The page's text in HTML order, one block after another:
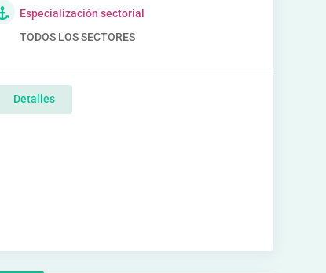
Especialización sectorial
TODOS LOS SECTORES
Detalles